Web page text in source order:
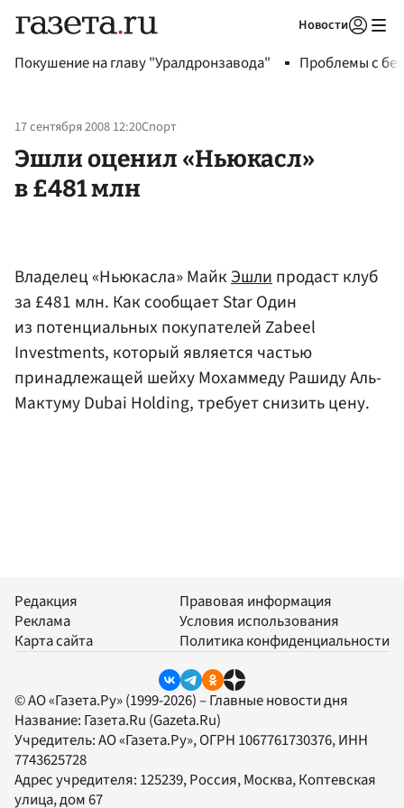
Новости
Покушение на главу "Уралдронзавода" Проблемы с
17 сентября 2008 12:20Спорт
Эшли оценил «Ньюкасл»
в £481 млн
Владелец «Ньюкасла» МайкЭшлипродаст клуб
за £481 млн. Как сообщает Star Один
из потенциальных покупателей Zabeel
Investments, который является частью
принадлежащей шейху Мохаммеду Рашиду Аль-
Мактуму Dubai Holding, требует снизить цену.
Редакция
Реклама
Карта сайта
Правовая информация
Условия использования
Политика конфиденциальности
© АО «Газета.Ру» (1999-2026) – Главные новости дня
Название: Газета.Ru (Gazeta.Ru)
Учредитель:АО «Газета.Ру», ОГРН 1067761730376, ИНН
7743625728
Адрес учредителя: 125239, Россия, Москва, Коптевская
улица, дом 67